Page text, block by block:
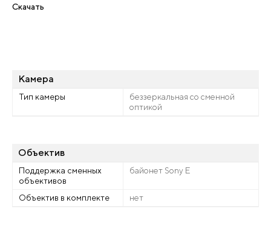
Скачать
Камера
Тип камеры
беззеркальная со сменной
оптикой
Объектив
Поддержка сменных
объективов
байонет Sony E
Объектив в комплекте нет